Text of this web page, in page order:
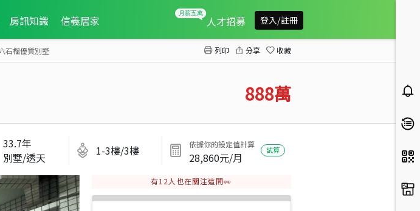
房訊知識 信義居家 人才招募 登入/註冊
石榴優質別墅 列印 分享 收藏
888萬
33.7年
別墅/透天
1-3樓/3樓 依據你的設定值計算
28,860元/月
試算
有12 人也在關注這間👀